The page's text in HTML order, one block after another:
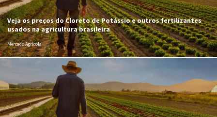
Veja os preços do Cloreto de Potássio e outros fertilizantes
usados na agricultura brasileira
Mercado Agrícola